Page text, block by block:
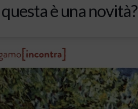
è una novità?